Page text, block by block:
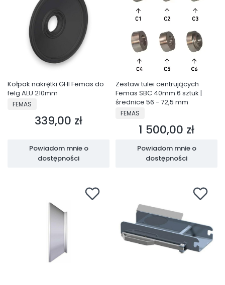
Kołpak nakrętki GHI Femas do
felg ALU 210mm
PRODUCENT
FEMAS
Cena
339,00 zł
Powiadom mnie o
dostępności
Zestaw tulei centrujących
Femas SBC 40mm 6 sztuk |
średnice 56 - 72,5 mm
PRODUCENT
FEMAS
Cena
1 500,00 zł
Powiadom mnie o
dostępności